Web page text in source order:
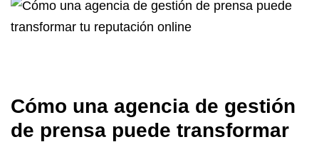
Cómo una agencia de gestión
de prensa puede transformar